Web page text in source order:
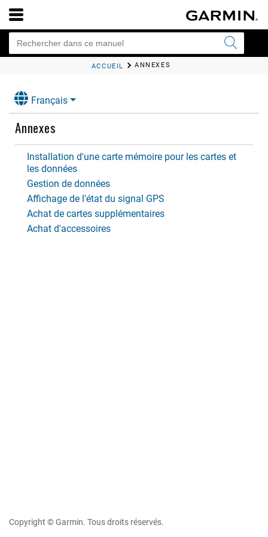
ACCUEIL ANNEXES
Français
Annexes
Installation d'une carte mémoire pour les cartes et
les données
Gestion de données
Affichage de l'état du signal GPS
Achat de cartes supplémentaires
Achat d'accessoires
Copyright © Garmin. Tous droits réservés.